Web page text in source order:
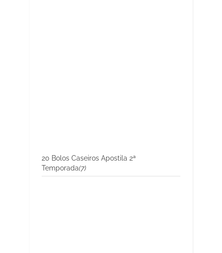
20 Bolos Caseiros Apostila 2ª
Temporada(7)